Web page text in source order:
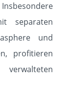
separaten
und
profitieren